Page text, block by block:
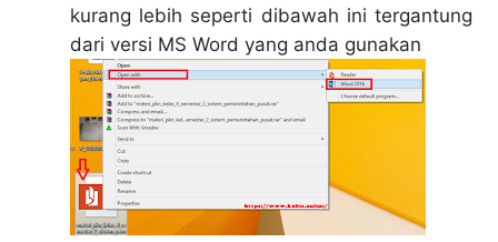
kurang lebih seperti dibawah ini tergantung
dari versi MS Word yang anda gunakan